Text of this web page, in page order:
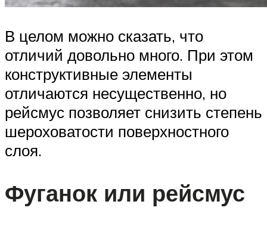
В целом можно сказать, что
отличий довольно много. При этом
конструктивные элементы
отличаются несущественно, но
рейсмус позволяет снизить степень
шероховатости поверхностного
слоя.
Фуганок или рейсмус